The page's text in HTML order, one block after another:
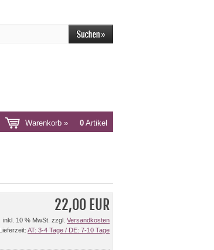
Warenkorb » 0 Artikel
22,00 EUR
inkl. 10 % MwSt. zzgl. Versandkosten
Lieferzeit: AT: 3-4 Tage / DE: 7-10 Tage